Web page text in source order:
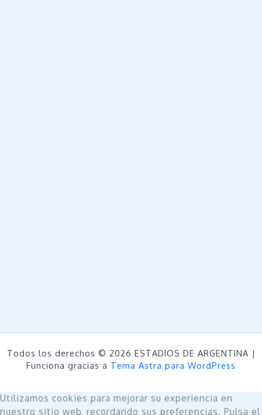
Todos los derechos © 2026 ESTADIOS DE ARGENTINA |
Funciona gracias a Tema Astra para WordPress
Utilizamos cookies para mejorar su experiencia en
nuestro sitio web, recordando sus preferencias. Pulsa el